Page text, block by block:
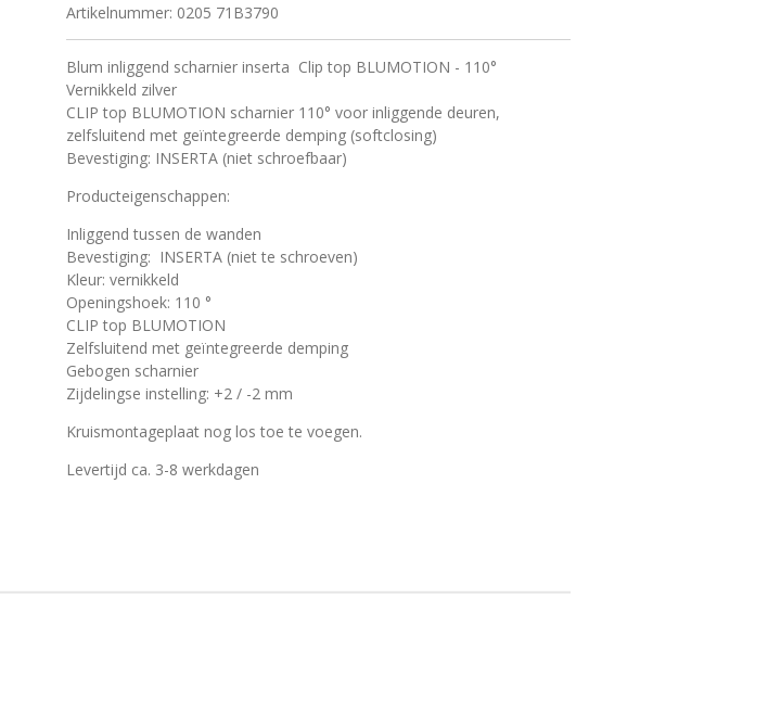
Artikelnummer: 0205 71B3790
Blum inliggend scharnier inserta Clip top BLUMOTION - 110°
Vernikkeld zilver
CLIP top BLUMOTION scharnier 110° voor inliggende deuren,
zelfsluitend met geïntegreerde demping (softclosing)
Bevestiging: INSERTA (niet schroefbaar)
Producteigenschappen:
Inliggend tussen de wanden
Bevestiging: INSERTA (niet te schroeven)
Kleur: vernikkeld
Openingshoek: 110 °
CLIP top BLUMOTION
Zelfsluitend met geïntegreerde demping
Gebogen scharnier
Zijdelingse instelling: +2 / -2 mm
Kruismontageplaat nog los toe te voegen.
Levertijd ca. 3-8 werkdagen